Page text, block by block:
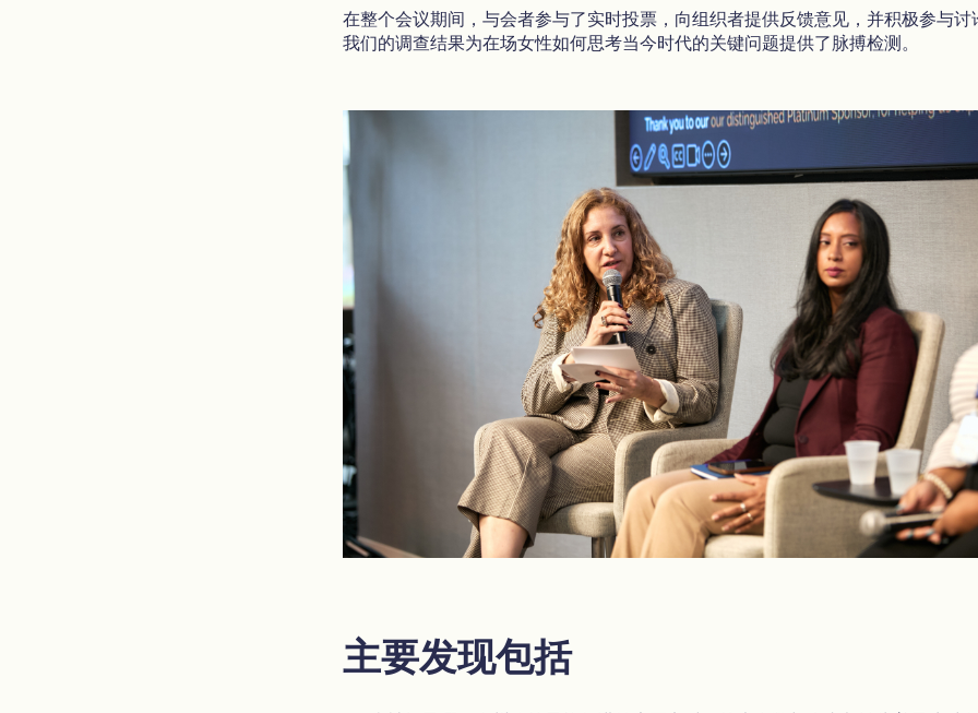
在整个会议期间，与会者参与了实时投票，向组织者提供反馈意见，并积极参与讨
我们的调查结果为在场女性如何思考当今时代的关键问题提供了脉搏检测。
主要发现包括